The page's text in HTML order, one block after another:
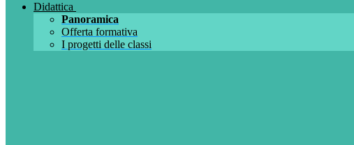
Didattica
Panoramica
Offerta formativa
I progetti delle classi